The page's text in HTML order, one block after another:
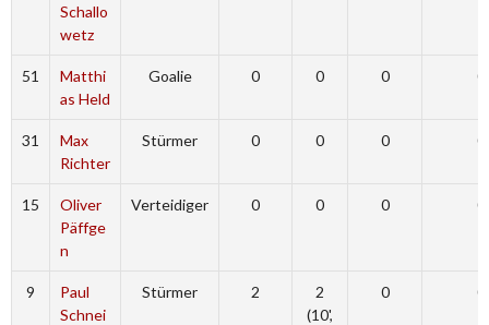
Schallo
wetz
51
Matthi
as Held
Goalie 0 0 0 0
31
Max
Richter
Stürmer 0 0 0 0
15
Oliver
Päffge
n
Verteidiger 0 0 0 0
9
Paul
Schnei
Stürmer 2
2
(10',
0 0